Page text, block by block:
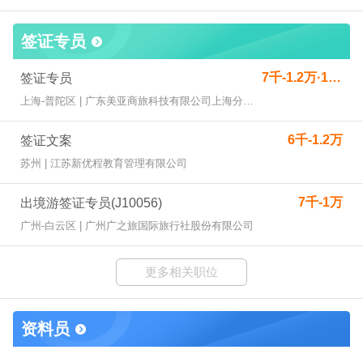
签证专员
签证专员
上海-普陀区 | 广东美亚商旅科技有限公司上海分公司
7千-1.2万·13薪
签证文案
苏州 | 江苏新优程教育管理有限公司
6千-1.2万
出境游签证专员(J10056)
广州-白云区 | 广州广之旅国际旅行社股份有限公司
7千-1万
更多相关职位
资料员